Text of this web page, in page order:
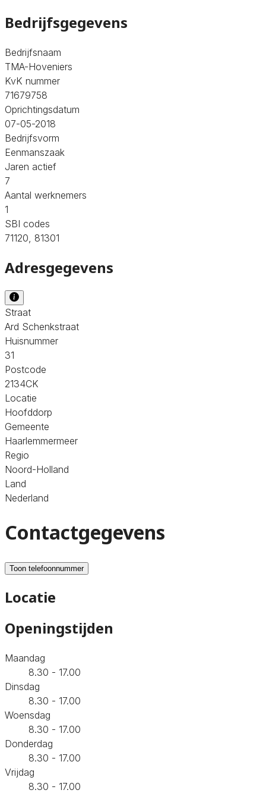
Bedrijfsgegevens
Bedrijfsnaam
TMA-Hoveniers
KvK nummer
71679758
Oprichtingsdatum
07-05-2018
Bedrijfsvorm
Eenmanszaak
Jaren actief
7
Aantal werknemers
1
SBI codes
71120, 81301
Adresgegevens
Straat
Ard Schenkstraat
Huisnummer
31
Postcode
2134CK
Locatie
Hoofddorp
Gemeente
Haarlemmermeer
Regio
Noord-Holland
Land
Nederland
Contactgegevens
Toon telefoonnummer
Locatie
Openingstijden
Maandag
8.30 - 17.00
Dinsdag
8.30 - 17.00
Woensdag
8.30 - 17.00
Donderdag
8.30 - 17.00
Vrijdag
8.30 - 17.00